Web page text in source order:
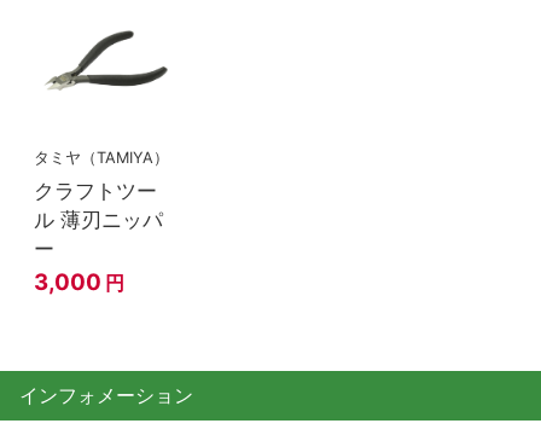
タミヤ（TAMIYA）
クラフトツー
ル 薄刃ニッパ
ー
3,000 円
インフォメーション